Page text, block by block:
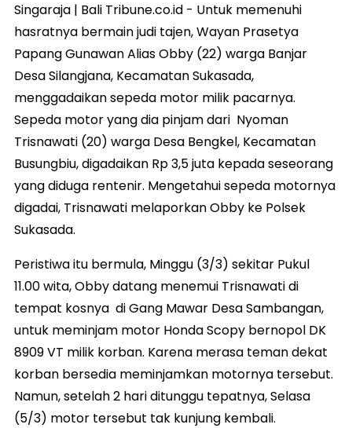
Singaraja | Bali Tribune.co.id - Untuk memenuhi
hasratnya bermain judi tajen, Wayan Prasetya
Papang Gunawan Alias Obby (22) warga Banjar
Desa Silangjana, Kecamatan Sukasada,
menggadaikan sepeda motor milik pacarnya.
Sepeda motor yang dia pinjam dari Nyoman
Trisnawati (20) warga Desa Bengkel, Kecamatan
Busungbiu, digadaikan Rp 3,5 juta kepada seseorang
yang diduga rentenir. Mengetahui sepeda motornya
digadai, Trisnawati melaporkan Obby ke Polsek
Sukasada.
Peristiwa itu bermula, Minggu (3/3) sekitar Pukul
11.00 wita, Obby datang menemui Trisnawati di
tempat kosnya di Gang Mawar Desa Sambangan,
untuk meminjam motor Honda Scopy bernopol DK
8909 VT milik korban. Karena merasa teman dekat
korban bersedia meminjamkan motornya tersebut.
Namun, setelah 2 hari ditunggu tepatnya, Selasa
(5/3) motor tersebut tak kunjung kembali.